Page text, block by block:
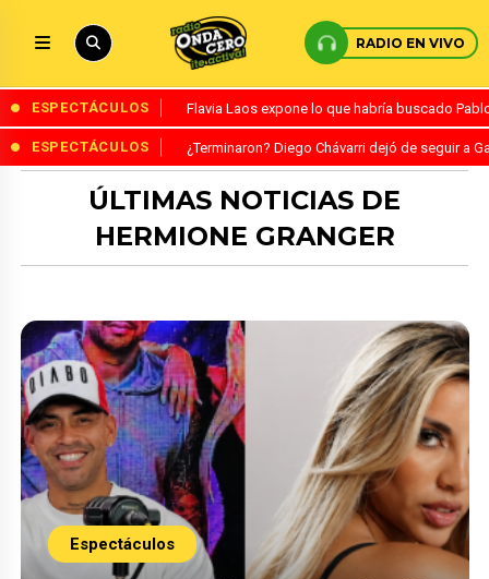
RADIO EN VIVO
ESPECTÁCULOS Flavia Laos expone lo que habría buscado
ESPECTÁCULOS ¿Terminaron? Diego Chávarri dejó de seguir a
ÚLTIMAS NOTICIAS DE
HERMIONE GRANGER
Espectáculos